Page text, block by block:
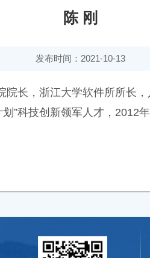
陈 刚
发布时间：2021-10-13
长，浙江大学软件所所长
”科技创新领军人才，2012